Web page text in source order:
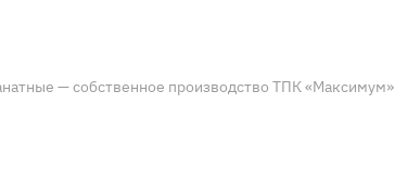
— собственное производство ТПК «Максимум»